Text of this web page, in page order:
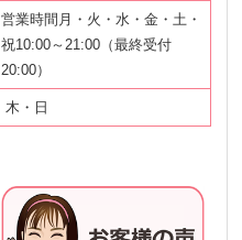
営業時間月・火・水・金・土・
祝10:00～21:00（最終受付
20:00）
木・日